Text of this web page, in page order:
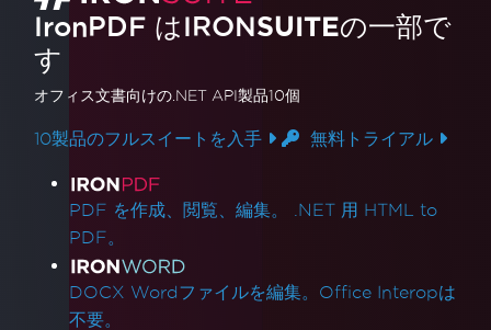
カスタムロギング
PDFを平坦化
MAUIでPDFを閲覧
物理プリンターに印刷
トラブルシューティング
技術サポートへの連絡
IronPDFのエンジニアリングサポートリクエス
トの方法
IronPDFのベストサポートを得る
Quick IronPDF Troubleshooting
デプロイメント
IronPDF はIRONSUITEの一部で
す
オフィス文書向けの.NET API製品10個
10製品のフルスイートを入手 無料トライアル
製品リンク
PDF を作成、閲覧、編集。 .NET 用 HTML to
PDF。
DOCX Wordファイルを編集。Office Interopは
不要。